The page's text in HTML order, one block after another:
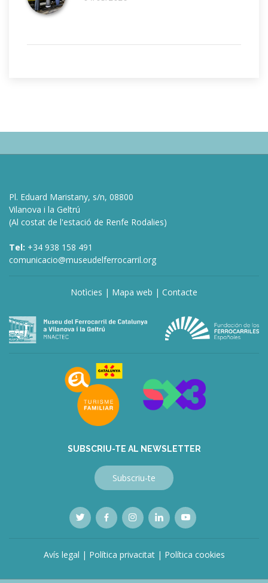
Pl. Eduard Maristany, s/n, 08800
Vilanova i la Geltrú
(Al costat de l'estació de Renfe Rodalies)
Tel: +34 938 158 491
comunicacio@museudelferrocarril.org
Notìcies | Mapa web | Contacte
deneme
bonusu
SUBSCRIU-TE AL NEWSLETTER
Subscriu-te
Avís legal | Política privacitat| Política cookies